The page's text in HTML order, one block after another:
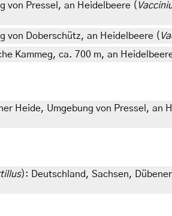
von Pressel, an Heidelbeere (
von Doberschütz, an Heidelbeere (
Kammeg, ca. 700 m, an
Heide, Umgebung von Pressel, an
): Deutschland, Sachsen,